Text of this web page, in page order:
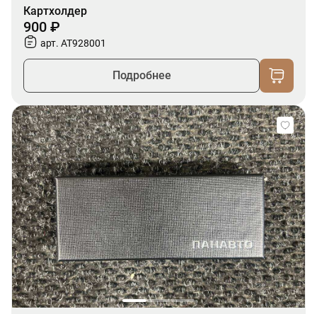
Картхолдер
900 ₽
арт. AT928001
Подробнее